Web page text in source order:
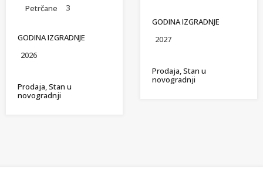
Petrčane
3
GODINA IZGRADNJE
2026
Prodaja, Stan u
novogradnji
GODINA IZGRADNJE
2027
Prodaja, Stan u
novogradnji